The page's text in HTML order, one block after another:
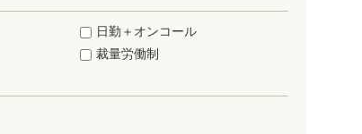
日勤＋オンコール
裁量労働制